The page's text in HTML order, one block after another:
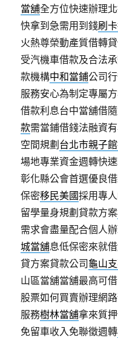
當舖全方位快速辦理
快拿到急需用到錢刷
火熱尊榮動產質借轉
受汽機車借款及合法
款機構中和當鋪公司
服務安心為制定專屬
借款利息台中當舖借
款需當鋪借錢法融資
空間規劃 台北市親子
場地專業資金週轉快
彰化縣公會首選優良
保密移民美國採用專
留學量身規劃貸款方案
需求會盡量配合個人
城當舖息低保密來就
貸方案貸款公司 龜山
山區當舖當舖最高可
股票如何買賣辦理網
服務樹林當舖拿來質
免留車收入免聯徵週轉